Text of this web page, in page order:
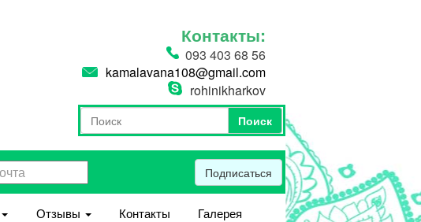
Контакты:
093 403 68 56
kamalavana108@gmail.com
rohinikharkov
Форма поиска
Поиск
Поиск
Подписаться
Отзывы Контакты Галерея